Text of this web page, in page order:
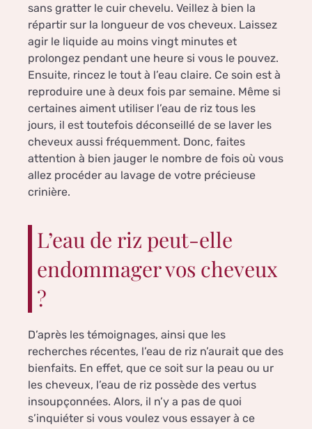
sans gratter le cuir chevelu. Veillez à bien la
répartir sur la longueur de vos cheveux. Laissez
agir le liquide au moins vingt minutes et
prolongez pendant une heure si vous le pouvez.
Ensuite, rincez le tout à l’eau claire. Ce soin est à
reproduire une à deux fois par semaine. Même si
certaines aiment utiliser l’eau de riz tous les
jours, il est toutefois déconseillé de se laver les
cheveux aussi fréquemment. Donc, faites
attention à bien jauger le nombre de fois où vous
allez procéder au lavage de votre précieuse
crinière.
L’eau de riz peut-elle
endommager vos cheveux
?
D’après les témoignages, ainsi que les
recherches récentes, l’eau de riz n’aurait que des
bienfaits. En effet, que ce soit sur la peau ou ur
les cheveux, l’eau de riz possède des vertus
insoupçonnées. Alors, il n’y a pas de quoi
s’inquiéter si vous voulez vous essayer à ce